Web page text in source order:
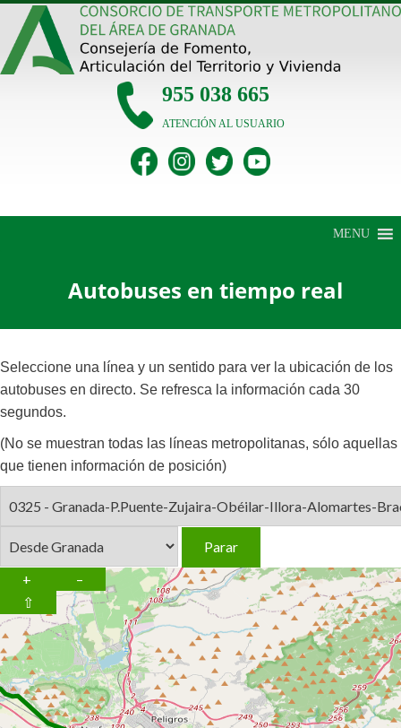
Saltar
contenido
955 038 665
ATENCIÓN AL USUARIO
MENU
Autobuses en tiempo real
Seleccione una línea y un sentido para ver la ubicación de los
autobuses en directo. Se refresca la información cada 30
segundos.
(No se muestran todas las líneas metropolitanas, sólo aquellas
que tienen información de posición)
+
–
⇧